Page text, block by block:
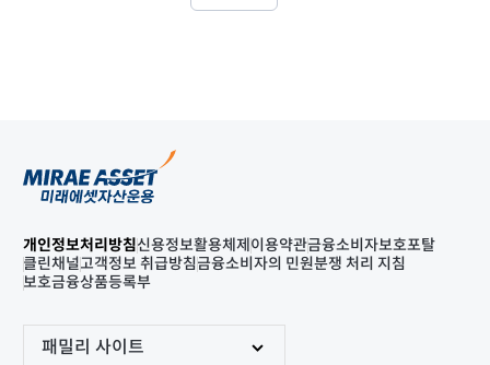
개인정보처리방침신용정보활용체제 이용약관금융소비자보호포탈
클린채널고객정보 취급방침금융소비자의 민원분쟁 처리 지침
보호금융상품등록부
패밀리 사이트